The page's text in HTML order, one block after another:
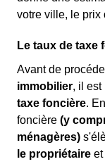
votre ville, le prix
Le taux de taxe
Avant de
immobilier, il est
taxe foncière.
foncière (y
ménagères)
le propriétaire